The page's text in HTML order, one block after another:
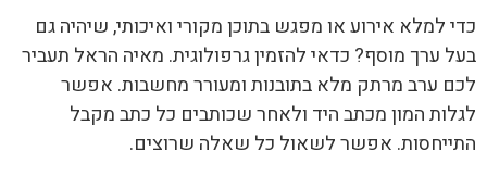
כדי למלא אירוע או מפגש בתוכן מקורי ואיכותי, שיהיה גם
בעל ערך מוסף? כדאי להזמין גרפולוגית. מאיה הראל תעביר
לכם ערב מרתק מלא בתובנות ומעורר מחשבות. אפשר
לגלות המון מכתב היד ולאחר שכותבים כל כתב מקבל
התייחסות. אפשר לשאול כל שאלה שרוצים.